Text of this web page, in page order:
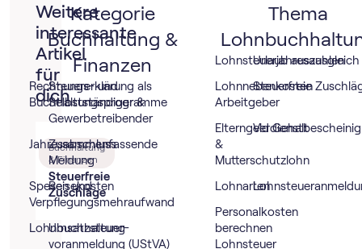
Weitere
interessante
Artikel
für
dich
Buchhaltung
& Finanzen
Steuerfreie
Zuschläge
Kategorie
Buchhaltung &
Finanzen
Rechnungs- und
Buchhaltungsprogramme
Steuererklärung als
Selbstständiger &
Gewerbetreibender
Jahresabschluss
Zusammenfassende
Meldung
Spesen und
Verpflegungsmehraufwand
Reisekosten
Lohnbuchhaltung
Umsatz­steuer­
voranmeldung (UStVA)
Thema
Lohnsteuerjahresausgleich
Urlaub auszahlen
Lohnnebenkosten
Arbeitgeber
Steuerfreie
Elterngeld Gehalt
&
Mutterschutzlohn
Lohnarten
Personalkosten
berechnen
Lohnsteuer